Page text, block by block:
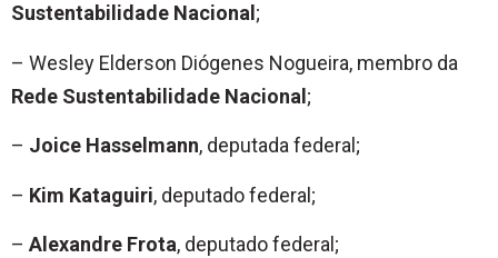
Sustentabilidade Nacional ;
– Wesley Elderson Diógenes Nogueira, membro da
Rede Sustentabilidade Nacional;
– Joice Hasselmann, deputada federal;
– Kim Kataguiri, deputado federal;
– Alexandre Frota, deputado federal;